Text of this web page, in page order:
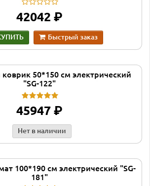
42042 руб.
Быстрый заказ
50*150 см электрический
"SG-122"
45947 руб.
Нет в наличии
100*190 см электрический "SG-
181"